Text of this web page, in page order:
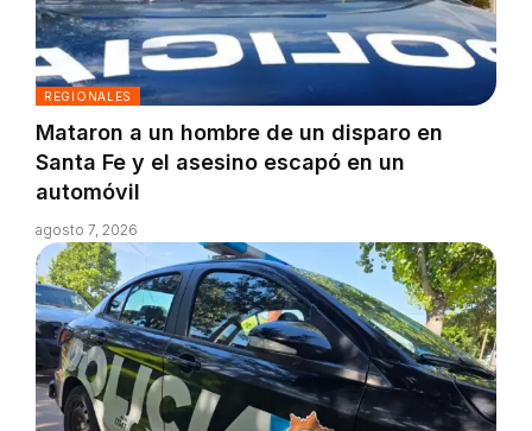
REGIONALES
Mataron a un hombre de un disparo en
Santa Fe y el asesino escapó en un
automóvil
agosto 7, 2026